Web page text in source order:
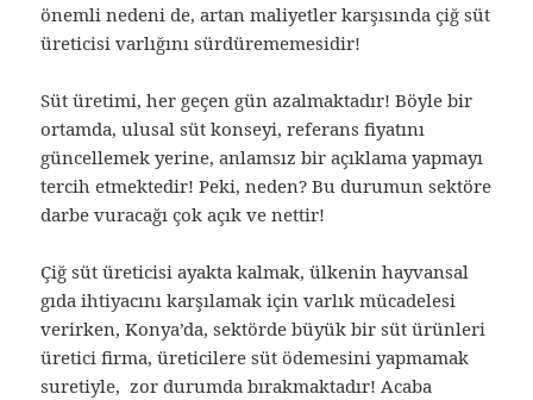
önemli nedeni de, artan maliyetler karşısında çiğ süt
üreticisi varlığını sürdürememesidir!
Süt üretimi, her geçen gün azalmaktadır! Böyle bir
ortamda, ulusal süt konseyi, referans fiyatını
güncellemek yerine, anlamsız bir açıklama yapmayı
tercih etmektedir! Peki, neden? Bu durumun sektöre
darbe vuracağı çok açık ve nettir!
Çiğ süt üreticisi ayakta kalmak, ülkenin hayvansal
gıda ihtiyacını karşılamak için varlık mücadelesi
verirken, Konya’da, sektörde büyük bir süt ürünleri
üretici firma, üreticilere süt ödemesini yapmamak
suretiyle, zor durumda bırakmaktadır! Acaba